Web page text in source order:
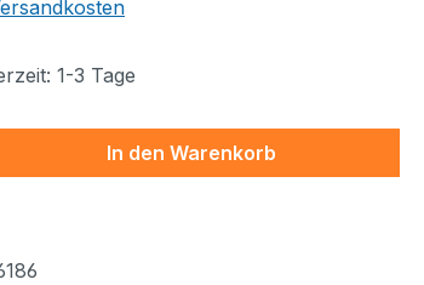
1-3 Tage
Gib den gewünschten Wert
In den Warenkorb